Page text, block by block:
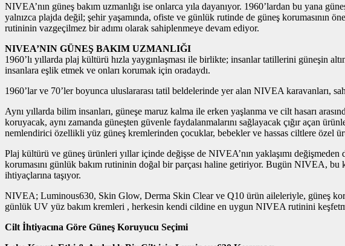
NIVEA’nın güneş bakım uzmanlığı ise onlarca yıla dayanıyor. 1960’lardan bu yana
yalnızca plajda değil; şehir yaşamında, ofiste ve günlük rutinde de güneş
rutininin vazgeçilmez bir adımı olarak sahiplenmeye devam ediyor.
NIVEA’NIN GÜNEŞ BAKIM UZMANLIĞI
1960’lı yıllarda plaj kültürü hızla yaygınlaşması ile birlikte; insanlar tatillerini güneşin
insanlara eşlik etmek ve onları korumak için oradaydı.
1960’lar ve 70’ler boyunca uluslararası tatil beldelerinde yer alan NIVEA karavanları,
Aynı yıllarda bilim insanları, güneşe maruz kalma ile erken yaşlanma ve cilt hasarı
koruyacak, aynı zamanda güneşten güvenle faydalanmalarını sağlayacak çığır açan
nemlendirici özellikli yüz güneş kremlerinden çocuklar, bebekler ve hassas ciltlere özel
Plaj kültürü ve güneş ürünleri yıllar içinde değişse de NIVEA’nın yaklaşımı
korumasını günlük bakım rutininin doğal bir parçası haline getiriyor. Bugün NIVEA, bu
ihtiyaçlarına taşıyor.
NIVEA; Luminous630, Skin Glow, Derma Skin Clear ve Q10 ürün aileleriyle, güneş
günlük UV yüz bakım kremleri , herkesin kendi cildine en uygun NIVEA rutinini
Cilt İhtiyacına Göre Güneş Koruyucu Seçimi